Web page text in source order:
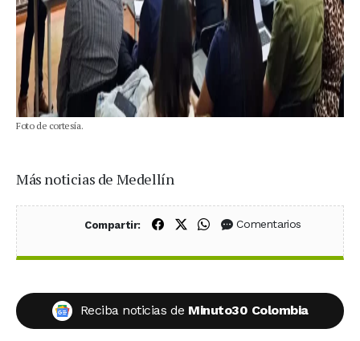
Foto de cortesía.
Más noticias de Medellín
Compartir: Compartir en Facebook
Compartir en X (Twitter)
Compartir en WhatsApp
Comentarios
Reciba noticias de Minuto30 Colombia